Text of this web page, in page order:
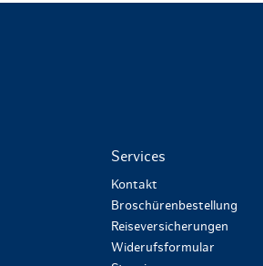
Services
Kontakt
Broschürenbestellung
Reiseversicherungen
Widerufsformular